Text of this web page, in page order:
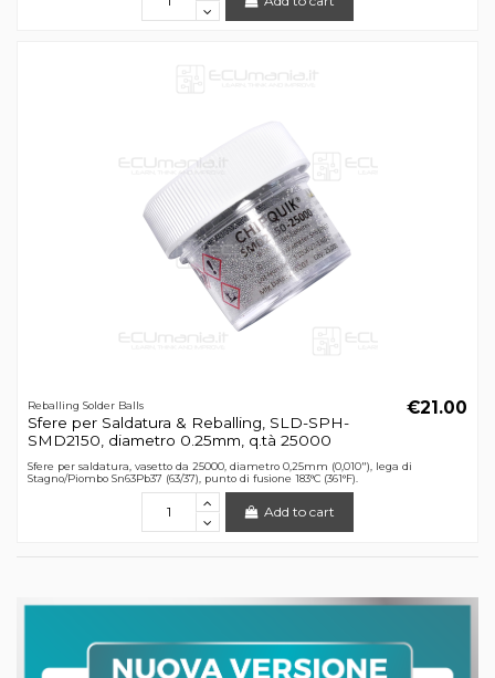
Reballing Solder Balls
Sfere per Saldatura & Reballing, SLD-SPH-
SMD2150, diametro 0.25mm, q.tà 25000
€21.00
Sfere per saldatura, vasetto da 25000, diametro 0,25mm (0,010"), lega di
Stagno/Piombo Sn63Pb37 (63/37), punto di fusione 183°C (361°F).
Add to cart